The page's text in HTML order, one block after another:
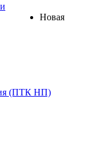
Новая
(ПТК НП)